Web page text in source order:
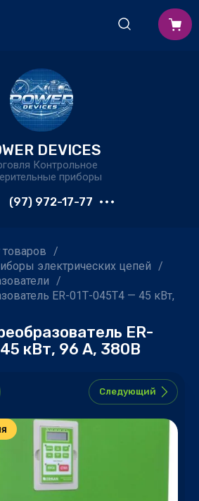
DEVICES
Контрольное
приборы
(97) 972-17-77
товаров /
электрических цепей /
/
ER-01Т-045T4 — 45 кВт,
ER-
кВт, 96 А, 380В
Следующий